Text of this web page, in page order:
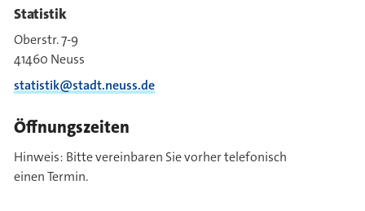
Statistik
Oberstr. 7-9
41460 Neuss
statistik@stadt.neuss.de
Öffnungszeiten
Hinweis: Bitte vereinbaren Sie vorher telefonisch
einen Termin.